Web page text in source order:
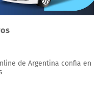
de Argentina confia en